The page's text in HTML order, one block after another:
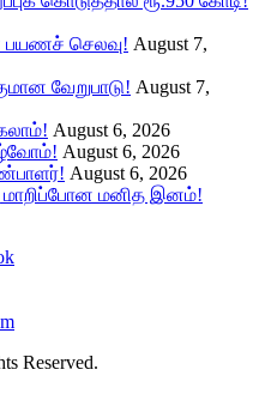
பயணச் செலவு! August 7,
வேறுபாடு! August 7,
August 6, 2026
August 6, 2026
August 6, 2026
மனித இனம்!
Reserved.